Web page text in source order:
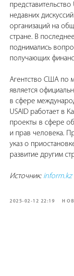
недавних
организаций на
стране. В
поднимались
получающих
Агентство США по
является
в сфере
USAID работает в
проекты в сфере
и прав человека.
указ о
развитие другим
Источник: inform.kz
2025-02-12 22:19